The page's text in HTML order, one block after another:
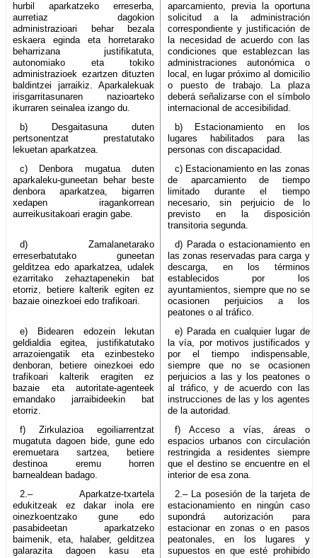
hurbil aparkatzeko erreserba,
aurretiaz dagokion
administrazioari behar bezala
eskaera eginda eta horretarako
beharrizana justifikatuta,
autonomiako eta tokiko
administrazioek ezartzen dituzten
baldintzei jarraikiz. Aparkalekuak
irisgarritasunaren nazioarteko
ikurraren seinalea izango du.
aparcamiento, previa la oportuna
solicitud a la administración
correspondiente y justificación de
la necesidad de acuerdo con las
condiciones que establezcan las
administraciones autonómica o
local, en lugar próximo al domicilio
o puesto de trabajo. La plaza
deberá señalizarse con el símbolo
internacional de accesibilidad.
b) Desgaitasuna duten
pertsonentzat prestatutako
lekuetan aparkatzea.
b) Estacionamiento en los
lugares habilitados para las
personas con discapacidad.
c) Denbora mugatua duten
aparkaleku-guneetan behar beste
denbora aparkatzea, bigarren
xedapen iragankorrean
aurreikusitakoari eragin gabe.
c) Estacionamiento en las zonas
de aparcamiento de tiempo
limitado durante el tiempo
necesario, sin perjuicio de lo
previsto en la disposición
transitoria segunda.
d) Zamalanetarako
erreserbatutako guneetan
gelditzea edo aparkatzea, udalek
ezarritako zehaztapenekin bat
etorriz, betiere kalterik egiten ez
bazaie oinezkoei edo trafikoari.
d) Parada o estacionamiento en
las zonas reservadas para carga y
descarga, en los términos
establecidos por los
ayuntamientos, siempre que no se
ocasionen perjuicios a los
peatones o al tráfico.
e) Bidearen edozein lekutan
geldialdia egitea, justifikatutako
arrazoiengatik eta ezinbesteko
denboran, betiere oinezkoei edo
trafikoari kalterik eragiten ez
bazaie eta autoritate-agenteek
emandako jarraibideekin bat
etorriz.
e) Parada en cualquier lugar de
la vía, por motivos justificados y
por el tiempo indispensable,
siempre que no se ocasionen
perjuicios a las y los peatones o
al tráfico, y de acuerdo con las
instrucciones de las y los agentes
de la autoridad.
f) Zirkulazioa egoiliarrentzat
mugatuta dagoen bide, gune edo
eremuetara sartzea, betiere
destinoa eremu horren
barnealdean badago.
f) Acceso a vías, áreas o
espacios urbanos con circulación
restringida a residentes siempre
que el destino se encuentre en el
interior de esa zona.
2.– Aparkatze-txartela
edukitzeak ez dakar inola ere
oinezkoentzako gune edo
pasabideetan aparkatzeko
baimenik, eta, halaber, gelditzea
galarazita dagoen kasu eta
2.– La posesión de la tarjeta de
estacionamiento en ningún caso
supondrá autorización para
estacionar en zonas o en pasos
peatonales, en los lugares y
supuestos en que esté prohibido